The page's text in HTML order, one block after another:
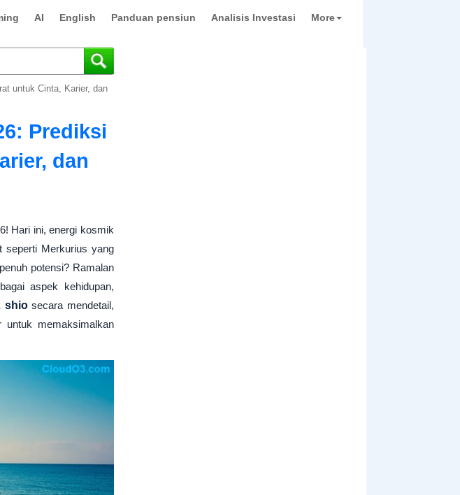
AI English Panduan pensiun Analisis Investasi More
untuk Cinta, Karier, dan
Prediksi
dan
Hari ini, energi kosmik
seperti Merkurius yang
potensi? Ramalan
aspek kehidupan,
shiosecara mendetail,
untuk memaksimalkan